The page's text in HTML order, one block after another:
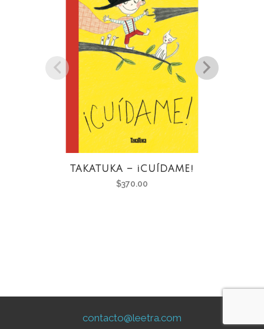
TAKATUKA – ¡CUÍDAME!
$370.00
contacto@leetra.com